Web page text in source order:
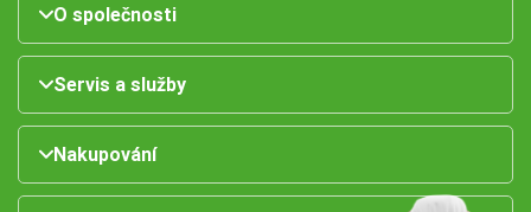
O společnosti
Servis a služby
Nakupování